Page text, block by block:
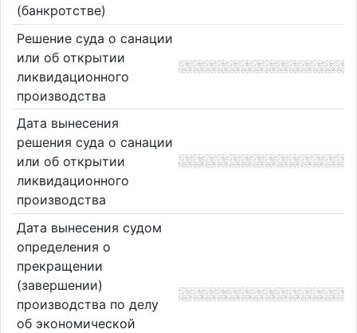
(банкротстве)
Решение суда о санации
или об открытии
ликвидационного
производства
Дата вынесения
решения суда о санации
или об открытии
ликвидационного
производства
Дата вынесения судом
определения о
прекращении
(завершении)
производства по делу
об экономической